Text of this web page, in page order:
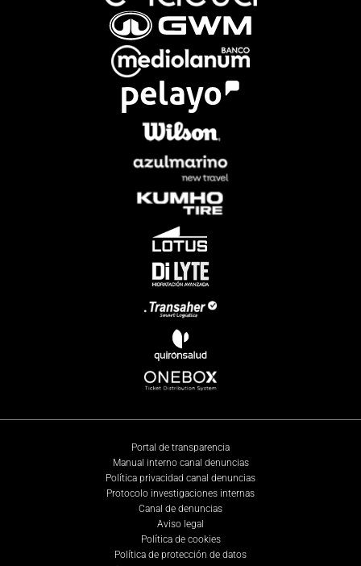
Portal de transparencia
Manual interno canal denuncias
Política privacidad canal denuncias
Protocolo investigaciones internas
Canal de denuncias
Aviso legal
Política de cookies
Política de protección de datos